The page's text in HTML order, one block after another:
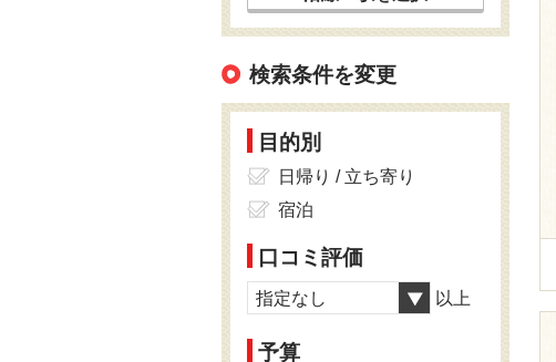
検索条件を変更
目的別
日帰り / 立ち寄り
宿泊
口コミ評価
指定なし 以上
予算